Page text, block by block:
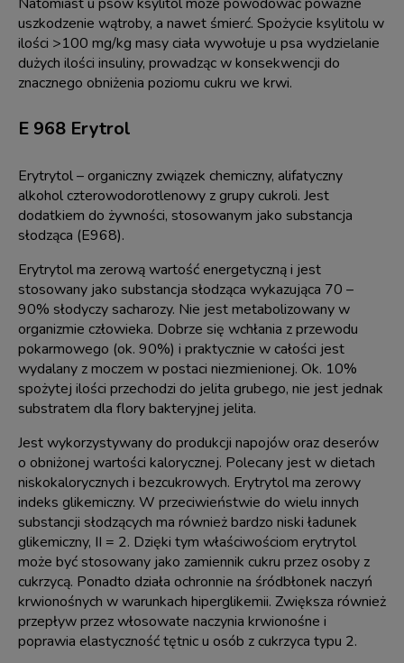
uszkodzenie wątroby, a nawet śmierć. Spożycie ksylitolu w
ilości >100 mg/kg masy ciała wywołuje u psa wydzielanie
dużych ilości insuliny, prowadząc w konsekwencji do
znacznego obniżenia poziomu cukru we krwi.
E 968 Erytrol
Erytrytol – organiczny związek chemiczny, alifatyczny
alkohol czterowodorotlenowy z grupy cukroli. Jest
dodatkiem do żywności, stosowanym jako substancja
słodząca (E968).
Erytrytol ma zerową wartość energetyczną i jest
stosowany jako substancja słodząca wykazująca 70 –
90% słodyczy sacharozy. Nie jest metabolizowany w
organizmie człowieka. Dobrze się wchłania z przewodu
pokarmowego (ok. 90%) i praktycznie w całości jest
wydalany z moczem w postaci niezmienionej. Ok. 10%
spożytej ilości przechodzi do jelita grubego, nie jest jednak
substratem dla flory bakteryjnej jelita.
Jest wykorzystywany do produkcji napojów oraz deserów
o obniżonej wartości kalorycznej. Polecany jest w dietach
niskokalorycznych i bezcukrowych. Erytrytol ma zerowy
indeks glikemiczny. W przeciwieństwie do wielu innych
substancji słodzących ma również bardzo niski ładunek
glikemiczny, II = 2. Dzięki tym właściwościom erytrytol
może być stosowany jako zamiennik cukru przez osoby z
cukrzycą. Ponadto działa ochronnie na śródbłonek naczyń
krwionośnych w warunkach hiperglikemii. Zwiększa również
przepływ przez włosowate naczynia krwionośne i
poprawia elastyczność tętnic u osób z cukrzyca typu 2.